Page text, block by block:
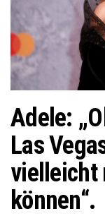
Adele:
Las
vielleicht
können“.